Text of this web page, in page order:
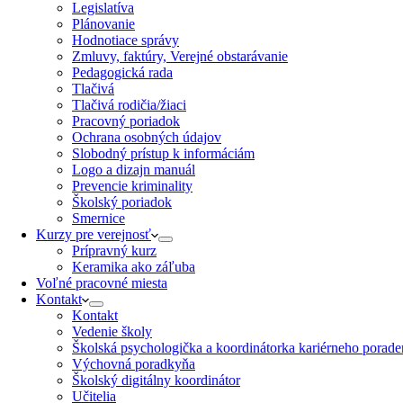
Legislatíva
Plánovanie
Hodnotiace správy
Zmluvy, faktúry, Verejné obstarávanie
Pedagogická rada
Tlačivá
Tlačivá rodičia/žiaci
Pracovný poriadok
Ochrana osobných údajov
Slobodný prístup k informáciám
Logo a dizajn manuál
Prevencie kriminality
Školský poriadok
Smernice
Kurzy pre verejnosť
Prípravný kurz
Keramika ako záľuba
Voľné pracovné miesta
Kontakt
Kontakt
Vedenie školy
Školská psychologička a koordinátorka kariérneho
Výchovná poradkyňa
Školský digitálny koordinátor
Učitelia